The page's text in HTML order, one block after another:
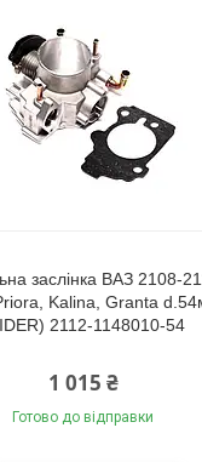
заслінка ВАЗ 2108-
Kalina, Granta
2112-1148010-54
1 015 ₴
Готово до відправки